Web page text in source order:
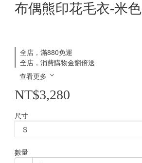
布偶熊印花毛衣-米色
全店，滿880免運
全店，消費購物金翻倍送
查看更多
NT$3,280
尺寸
數量